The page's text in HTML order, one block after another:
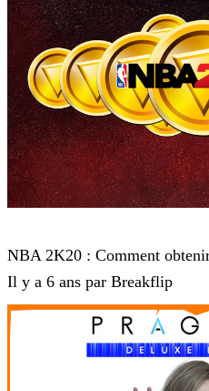
NBA 2K20 : Comment
Il y a 6 ans par Breakflip